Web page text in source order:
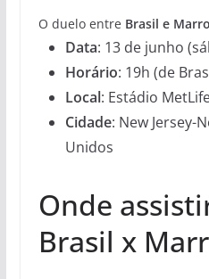
O duelo entre Brasil e
Data: 13 de junho
Horário: 19h (de
Local: Estádio
Cidade: New Jersey-
Unidos
Onde
Brasil x